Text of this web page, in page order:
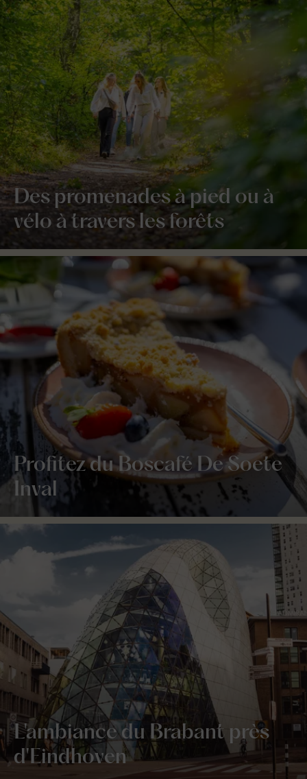
Des promenades à pied ou à
vélo à travers les forêts
Profitez du Boscafé De Soete
Inval
L'ambiance du Brabant près
d'Eindhoven